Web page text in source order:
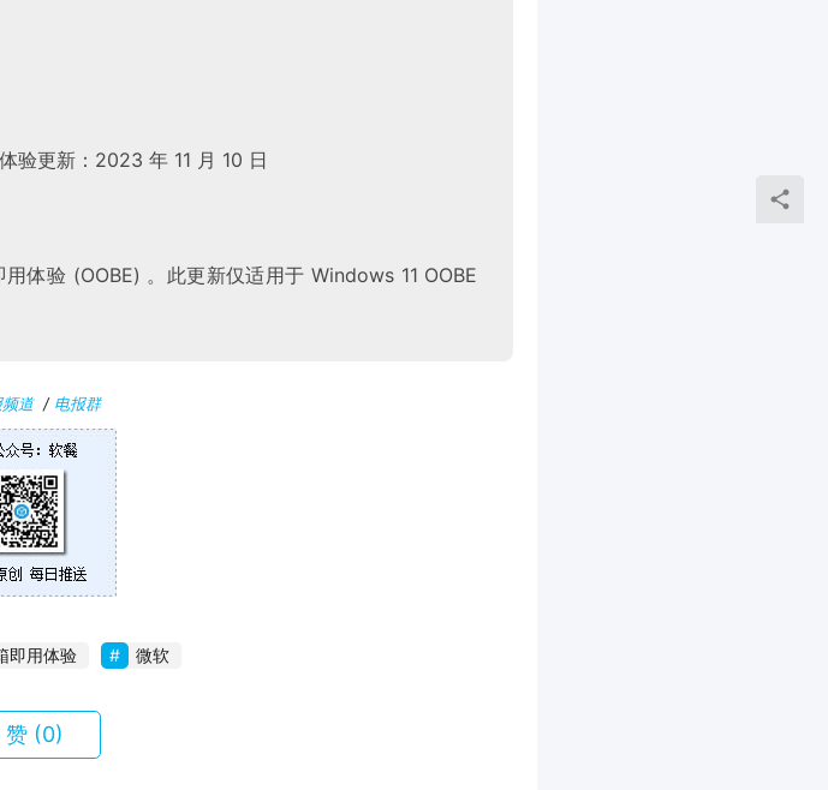
验更新：2023 年 11 月 10 日
体验 (OOBE) 。此更新仅适用于 Windows 11 OOBE
道/ 电报群
即用体验 微软
赞 (0)